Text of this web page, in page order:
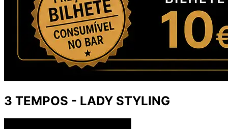
3 TEMPOS - LADY STYLING